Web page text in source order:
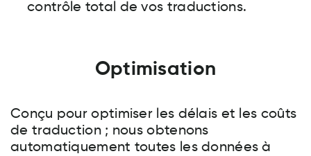
contrôle total de vos traductions.
Optimisation
Conçu pour optimiser les délais et les coûts
de traduction ; nous obtenons
automatiquement toutes les données à